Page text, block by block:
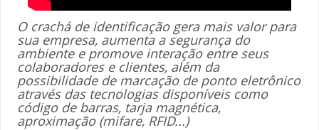
O crachá de identificação gera mais valor para
sua empresa, aumenta a segurança do
ambiente e promove interação entre seus
colaboradores e clientes, além da
possibilidade de marcação de ponto eletrônico
através das tecnologias disponíveis como
código de barras, tarja magnética,
aproximação (mifare, RFID...)